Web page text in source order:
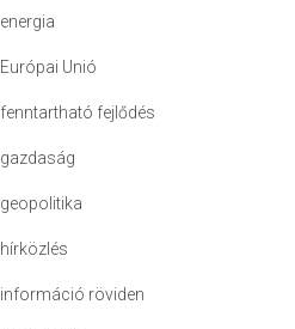
energia
Európai Unió
fenntartható fejlődés
gazdaság
geopolitika
hírközlés
információ röviden